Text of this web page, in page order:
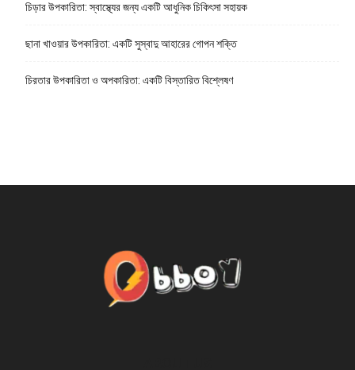
চিড়ার উপকারিতা: স্বাস্থ্যের জন্য একটি আধুনিক চিকিৎসা সহায়ক
ছানা খাওয়ার উপকারিতা: একটি সুস্বাদু আহারের গোপন শক্তি
চিরতার উপকারিতা ও অপকারিতা: একটি বিস্তারিত বিশ্লেষণ